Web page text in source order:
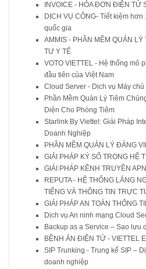
INVOICE - HÓA ĐƠN ĐIỆN TỬ
DỊCH VỤ CÔNG- Tiết kiệm
quốc gia
AMMIS - PHẦN MỀM QUẢN LÝ
TƯ Y TẾ
VOTO VIETTEL - Hệ thống mô
đầu tiên của Việt Nam
Cloud Server - Dịch vụ Máy chủ
Phần Mềm Quản Lý Tiêm
Diện Cho Phòng Tiêm
Starlink By Viettel: Giải Pháp
Doanh Nghiệp
PHẦN MỀM QUẢN LÝ ĐẢNG
GIẢI PHÁP KÝ SỐ TRONG HỆ
GIẢI PHÁP KÊNH TRUYỀN
REPUTA - HỆ THỐNG LẮNG
TIẾNG VÀ THÔNG TIN TRỰC
GIẢI PHÁP AN TOÀN THÔNG
Dịch vụ An ninh mạng Cloud
Backup as a Service – Sao lưu
BỆNH ÁN ĐIỆN TỬ - VIETTEL
SIP Trunking - Trung kế SIP –
doanh nghiệp